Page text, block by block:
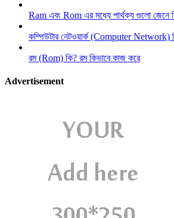
Ram এবং Rom এর মধ্যে পার্থক্য গুলো জেনে
কম্পিউটার নেটওয়ার্ক (Computer Network)
রম (Rom) কি? রম কিভাবে কাজ করে
Advertisement